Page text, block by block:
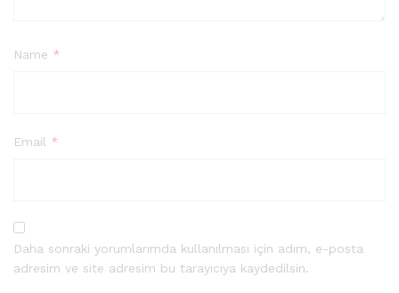
Name *
Email *
Daha sonraki yorumlarımda kullanılması için adım, e-posta
adresim ve site adresim bu tarayıcıya kaydedilsin.